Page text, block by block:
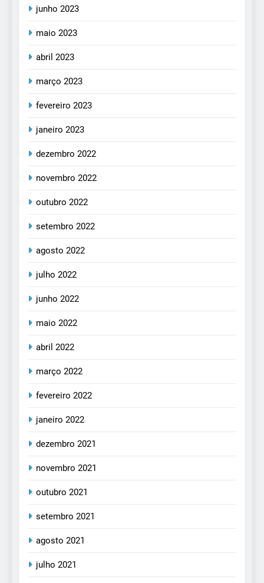
junho 2023
maio 2023
abril 2023
março 2023
fevereiro 2023
janeiro 2023
dezembro 2022
novembro 2022
outubro 2022
setembro 2022
agosto 2022
julho 2022
junho 2022
maio 2022
abril 2022
março 2022
fevereiro 2022
janeiro 2022
dezembro 2021
novembro 2021
outubro 2021
setembro 2021
agosto 2021
julho 2021